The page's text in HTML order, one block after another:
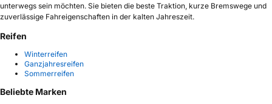
unterwegs sein möchten. Sie bieten die beste Traktion, kurze Bremswege und
zuverlässige Fahreigenschaften in der kalten Jahreszeit.
Reifen
Winterreifen
Ganzjahresreifen
Sommerreifen
Beliebte Marken